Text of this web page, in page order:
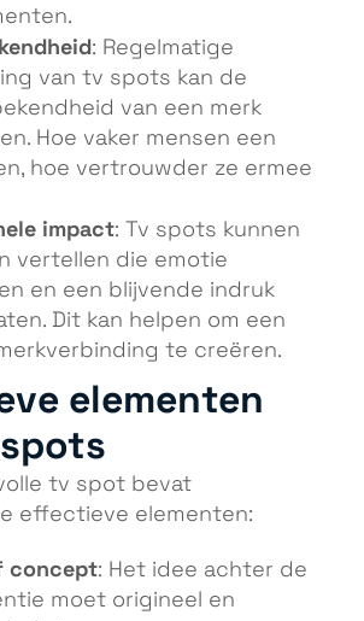
: Regelmatige
van tv spots kan de
van een merk
Hoe vaker mensen een
hoe vertrouwder ze ermee
impact: Tv spots kunnen
vertellen die emotie
en een blijvende indruk
Dit kan helpen om een
te creëren.
elementen
tv spot bevat
effectieve elementen:
concept: Het idee achter de
moet origineel en